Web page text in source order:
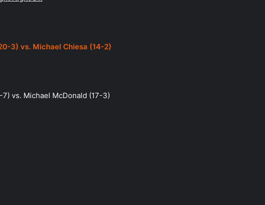
3) vs. Michael Chiesa (14-2)
vs. Michael McDonald (17-3)